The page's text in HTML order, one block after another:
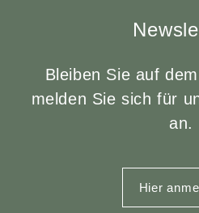
Bleiben Sie auf
melden Sie sich für
an.
Hier